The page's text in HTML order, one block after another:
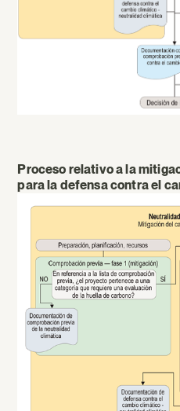
Proceso relativo a la
para la defensa contra el